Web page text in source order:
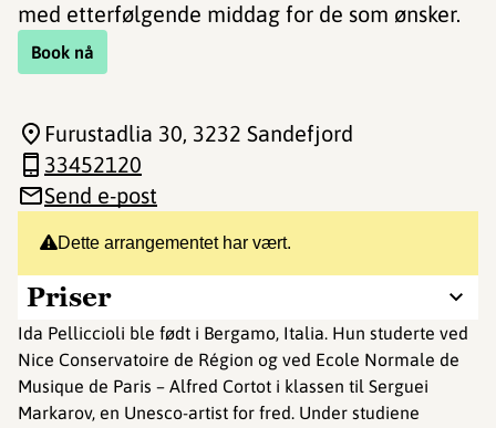
med etterfølgende middag for de som ønsker.
Book nå
Dette arrangementet har vært.
Priser
Ida Pelliccioli ble født i Bergamo, Italia. Hun studerte ved
Nice Conservatoire de Région og ved Ecole Normale de
Musique de Paris – Alfred Cortot i klassen til Serguei
Markarov, en Unesco-artist for fred. Under studiene
Furustadlia 30, 3232 Sandefjord
33452120
Send e-post